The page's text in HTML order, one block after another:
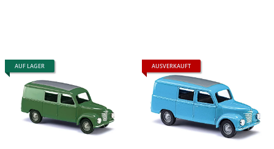
AUF LAGER AUSVERKAUFT